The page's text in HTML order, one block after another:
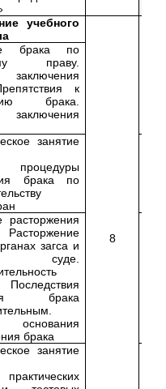
учебного
8
брака по
праву.
заключения
к
брака.
заключения
занятие
брака по
расторжения
загса и
брака
брака
занятие